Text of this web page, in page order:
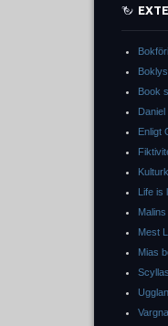
Book
Enligt
Life is
Mest
Mias